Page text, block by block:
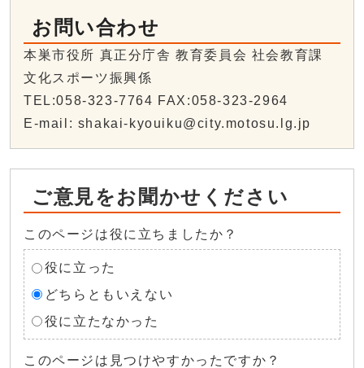
お問い合わせ
本巣市役所 真正分庁舎 教育委員会 社会教育課
文化スポーツ振興係
TEL:058-323-7764 FAX:058-323-2964
E-mail: shakai-kyouiku@city.motosu.lg.jp
ご意見をお聞かせください
このページは役に立ちましたか？
役に立った
どちらともいえない
役に立たなかった
このページは見つけやすかったですか？